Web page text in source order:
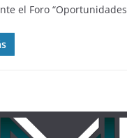
el Foro “Oportunidades